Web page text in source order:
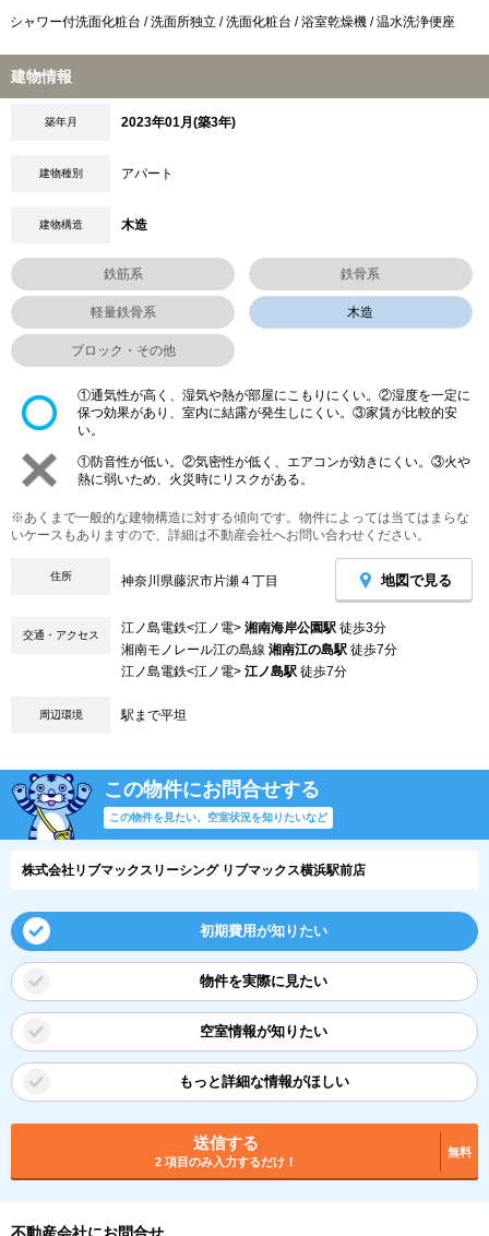
シャワー付洗面化粧台 / 洗面所独立 / 洗面化粧台 / 浴室乾燥機 / 温水洗浄便座
建物情報
築年月 2023年01月(築3年)
建物種別 アパート
建物構造 木造
鉄筋系 鉄骨系
軽量鉄骨系 木造
ブロック・その他
①通気性が高く、湿気や熱が部屋にこもりにくい。②湿度を一定に
保つ効果があり、室内に結露が発生しにくい。③家賃が比較的安
い。
①防音性が低い。②気密性が低く、エアコンが効きにくい。③火や
熱に弱いため、火災時にリスクがある。
※あくまで一般的な建物構造に対する傾向です。物件によっては当てはまらな
いケースもありますので、詳細は不動産会社へお問い合わせください。
住所 神奈川県藤沢市片瀬４丁目 地図で見る
交通・アクセス 江ノ島電鉄<江ノ電> 湘南海岸公園駅 徒歩3分
湘南モノレール江の島線 湘南江の島駅 徒歩7分
江ノ島電鉄<江ノ電> 江ノ島駅 徒歩7分
周辺環境 駅まで平坦
この物件にお問合せする
この物件を見たい、空室状況を知りたいなど
株式会社リブマックスリーシング リブマックス横浜駅前店
初期費用が知りたい
物件を実際に見たい
空室情報が知りたい
もっと詳細な情報がほしい
送信する
2 項目のみ入力するだけ！
無料